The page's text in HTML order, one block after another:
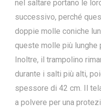
nel saltare portano le
successivo, perché
doppie molle coniche
queste molle più lunghe
Inoltre, il trampolino
durante i salti più alti,
spessore di 42 cm. Il
a polvere per una